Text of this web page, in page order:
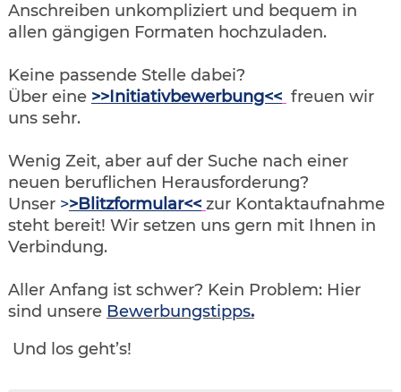
Anschreiben unkompliziert und bequem in
allen gängigen Formaten hochzuladen.
Keine passende Stelle dabei?
Über eine >>Initiativbewerbung<< freuen wir
uns sehr.
Wenig Zeit, aber auf der Suche nach einer
neuen beruflichen Herausforderung?
Unser >>Blitzformular<< zur Kontaktaufnahme
steht bereit! Wir setzen uns gern mit Ihnen in
Verbindung.
Aller Anfang ist schwer? Kein Problem: Hier
sind unsere Bewerbungstipps.
Und los geht’s!